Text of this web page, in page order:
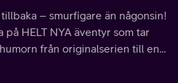
– smurfigare än någonsin!
HELT NYA äventyr som tar
från originalserien till en